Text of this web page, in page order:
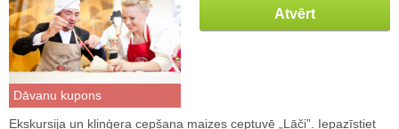
Dāvanu kupons
Atvērt
Ekskursija un kliņģera cepšana maizes ceptuvē „Lāči”. Iepazīstiet